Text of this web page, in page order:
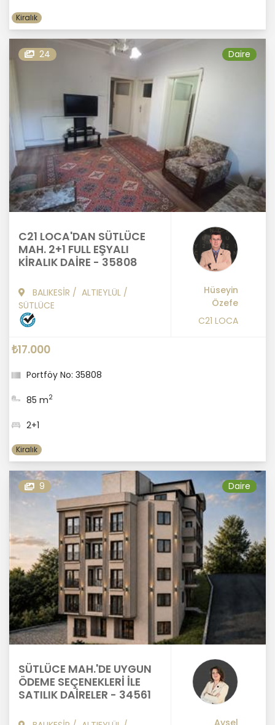
Kiralık
24 Daire
C21 LOCA'DAN SÜTLÜCE
MAH. 2+1 FULL EŞYALI
KİRALIK DAİRE - 35808
BALIKESİR / ALTIEYLÜL /
SÜTLÜCE
Hüseyin
Özefe
C21 LOCA
₺17.000
Portföy No: 35808
85 m2
2+1
Kiralık
9 Daire
SÜTLÜCE MAH.'DE UYGUN
ÖDEME SEÇENEKLERİ İLE
SATILIK DAİRELER - 34561